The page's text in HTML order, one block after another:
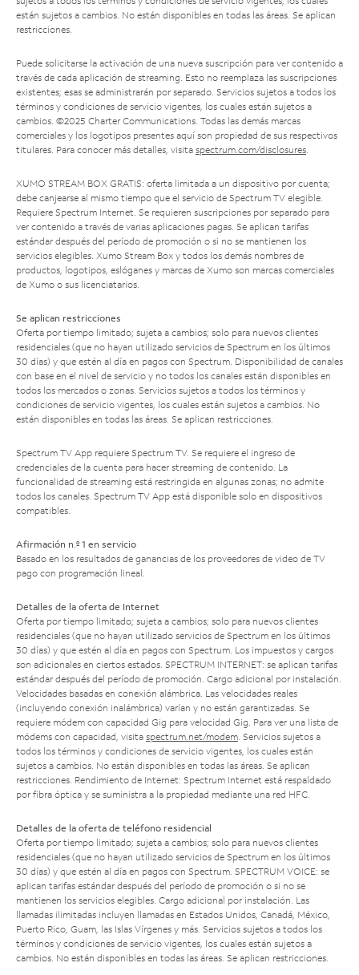
están sujetos a cambios. No están disponibles en todas las áreas. Se aplican
restricciones.
Puede solicitarse la activación de una nueva suscripción para ver contenido a
través de cada aplicación de streaming. Esto no reemplaza las suscripciones
existentes; esas se administrarán por separado. Servicios sujetos a todos los
términos y condiciones de servicio vigentes, los cuales están sujetos a
cambios. ©2025 Charter Communications. Todas las demás marcas
comerciales y los logotipos presentes aquí son propiedad de sus respectivos
titulares. Para conocer más detalles, visita spectrum.com/disclosures.
XUMO STREAM BOX GRATIS: oferta limitada a un dispositivo por cuenta;
debe canjearse al mismo tiempo que el servicio de Spectrum TV elegible.
Requiere Spectrum Internet. Se requieren suscripciones por separado para
ver contenido a través de varias aplicaciones pagas. Se aplican tarifas
estándar después del período de promoción o si no se mantienen los
servicios elegibles. Xumo Stream Box y todos los demás nombres de
productos, logotipos, eslóganes y marcas de Xumo son marcas comerciales
de Xumo o sus licenciatarios.
Se aplican restricciones
Oferta por tiempo limitado; sujeta a cambios; solo para nuevos clientes
residenciales (que no hayan utilizado servicios de Spectrum en los últimos
30 días) y que estén al día en pagos con Spectrum. Disponibilidad de canales
con base en el nivel de servicio y no todos los canales están disponibles en
todos los mercados o zonas. Servicios sujetos a todos los términos y
condiciones de servicio vigentes, los cuales están sujetos a cambios. No
están disponibles en todas las áreas. Se aplican restricciones.
Spectrum TV App requiere Spectrum TV. Se requiere el ingreso de
credenciales de la cuenta para hacer streaming de contenido. La
funcionalidad de streaming está restringida en algunas zonas; no admite
todos los canales. Spectrum TV App está disponible solo en dispositivos
compatibles.
Afirmación n.º 1 en servicio
Basado en los resultados de ganancias de los proveedores de video de TV
pago con programación lineal.
Detalles de la oferta de Internet
Oferta por tiempo limitado; sujeta a cambios; solo para nuevos clientes
residenciales (que no hayan utilizado servicios de Spectrum en los últimos
30 días) y que estén al día en pagos con Spectrum. Los impuestos y cargos
son adicionales en ciertos estados. SPECTRUM INTERNET: se aplican tarifas
estándar después del período de promoción. Cargo adicional por instalación.
Velocidades basadas en conexión alámbrica. Las velocidades reales
(incluyendo conexión inalámbrica) varían y no están garantizadas. Se
requiere módem con capacidad Gig para velocidad Gig. Para ver una lista de
módems con capacidad, visita spectrum.net/modem. Servicios sujetos a
todos los términos y condiciones de servicio vigentes, los cuales están
sujetos a cambios. No están disponibles en todas las áreas. Se aplican
restricciones. Rendimiento de Internet: Spectrum Internet está respaldado
por fibra óptica y se suministra a la propiedad mediante una red HFC.
Detalles de la oferta de teléfono residencial
Oferta por tiempo limitado; sujeta a cambios; solo para nuevos clientes
residenciales (que no hayan utilizado servicios de Spectrum en los últimos
30 días) y que estén al día en pagos con Spectrum. SPECTRUM VOICE: se
aplican tarifas estándar después del período de promoción o si no se
mantienen los servicios elegibles. Cargo adicional por instalación. Las
llamadas ilimitadas incluyen llamadas en Estados Unidos, Canadá, México,
Puerto Rico, Guam, las Islas Vírgenes y más. Servicios sujetos a todos los
términos y condiciones de servicio vigentes, los cuales están sujetos a
cambios. No están disponibles en todas las áreas. Se aplican restricciones.